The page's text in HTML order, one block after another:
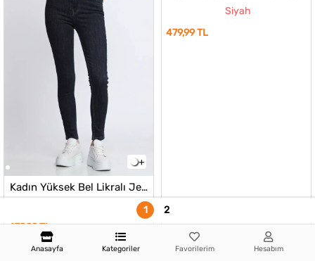
Kadın Yüksek Bel Likralı Jeans Pantolon
479,99 TL
Siyah
479,99 TL
1 2
Anasayfa Kategoriler Favorilerim Hesabım